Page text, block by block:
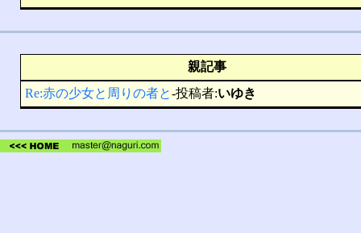
親記事
Re:赤の少女と周りの者と-投稿者:いゆき